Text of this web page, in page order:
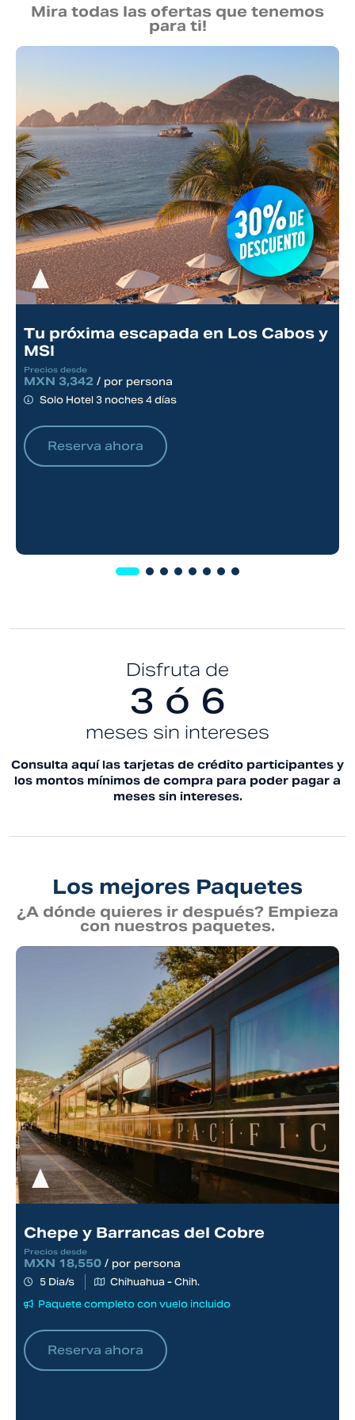
Mira todas las ofertas que tenemos
para ti!
Tu próxima escapada en Los Cabos y
MSI
Precios desde
MXN 3,342 / por persona
Solo Hotel 3 noches 4 días
Reserva ahora
Disfruta de
3 ó 6
meses sin intereses
Consulta aquí las tarjetas de crédito participantes y
los montos mínimos de compra para poder pagar a
meses sin intereses.
Los mejores Paquetes
¿A dónde quieres ir después? Empieza
con nuestros paquetes.
Chepe y Barrancas del Cobre
Precios desde
MXN 18,550 / por persona
5 Dia/s
Chihuahua - Chih.
Paquete completo con vuelo incluido
Reserva ahora